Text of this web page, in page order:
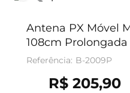
Antena PX Móvel
108cm Prolongada
B-2009P
R$ 205,90